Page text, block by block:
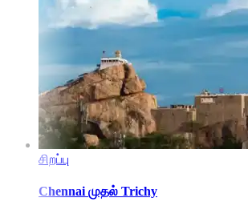
சிறப்பு
Chennai முதல் Trichy